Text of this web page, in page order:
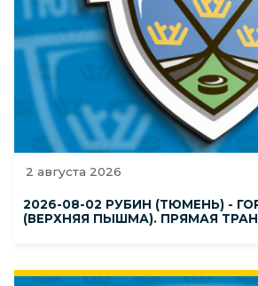
2 августа 2026
2026-08-02 РУБИН (ТЮМЕНЬ) -
(ВЕРХНЯЯ ПЫШМА). ПРЯМАЯ